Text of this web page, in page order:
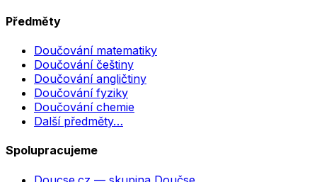
Předměty
Doučování matematiky
Doučování češtiny
Doučování angličtiny
Doučování fyziky
Doučování chemie
Další předměty…
Spolupracujeme